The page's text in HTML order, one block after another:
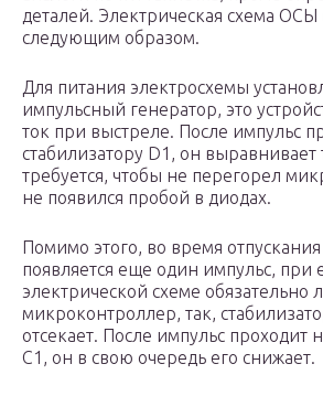
деталей. Электрическая схема ОСЫ
следующим образом.
Для питания электросхемы
импульсный генератор, это
ток при выстреле. После импульс
стабилизатору D1, он выравнивает
требуется, чтобы не перегорел
не появился пробой в диодах.
Помимо этого, во время отпускания
появляется еще один импульс, при
электрической схеме обязательно
микроконтроллер, так,
отсекает. После импульс проходит
С1, он в свою очередь его снижает.